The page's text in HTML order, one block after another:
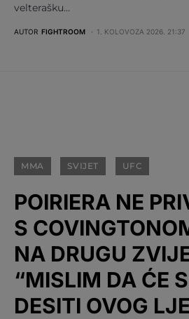
velterašku…
AUTOR FIGHTROOM 1. KOLOVOZA 2026. 21:37
MMA SVIJET UFC
POIRIERA NE
S
NA DRUGU
“MISLIM DA ĆE
DESITI OVOG